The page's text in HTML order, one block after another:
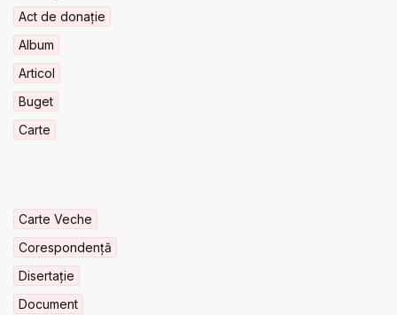
Act de donație
Album
Articol
Buget
Carte
Carte Veche
Corespondență
Disertație
Document